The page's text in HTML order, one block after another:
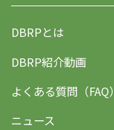
DBRPとは
DBRP紹介動画
よくある質問（FAQ）
ニュース